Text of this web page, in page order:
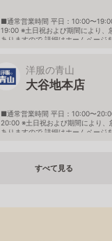
■通常営業時間 平日：10:00〜
19:00 ※土日祝および期間により、
ありますので 詳細はホームページ
洋服の青山
大谷地本店
■通常営業時間 平日：10:00〜
20:00 ※土日祝および期間により、
ありますので 詳細はホームページ
すべて見る